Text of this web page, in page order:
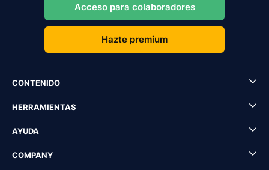
Acceso para colaboradores
Hazte premium
CONTENIDO
HERRAMIENTAS
AYUDA
COMPANY